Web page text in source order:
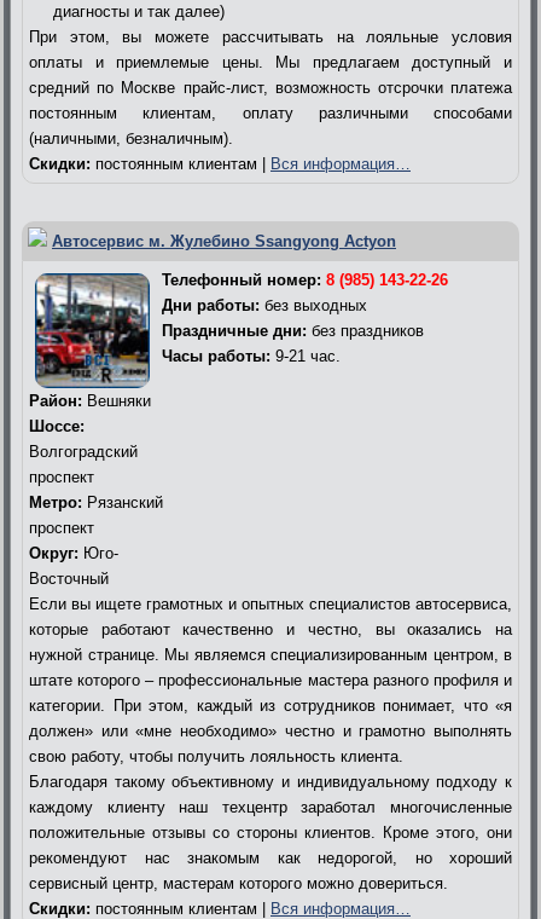
диагносты и так далее)
При этом, вы можете рассчитывать на лояльные условия
оплаты и приемлемые цены. Мы предлагаем доступный и
средний по Москве прайс-лист, возможность отсрочки платежа
постоянным клиентам, оплату различными способами
(наличными, безналичным).
Скидки: постоянным клиентам | Вся информация…
Автосервис м. Жулебино Ssangyong Actyon
Телефонный номер: 8 (985) 143-22-26
Дни работы: без выходных
Праздничные дни: без праздников
Часы работы: 9-21 час.
Район: Вешняки
Шоссе:
Волгоградский
проспект
Метро: Рязанский
проспект
Округ: Юго-
Восточный
Если вы ищете грамотных и опытных специалистов автосервиса,
которые работают качественно и честно, вы оказались на
нужной странице. Мы являемся специализированным центром, в
штате которого – профессиональные мастера разного профиля и
категории. При этом, каждый из сотрудников понимает, что «я
должен» или «мне необходимо» честно и грамотно выполнять
свою работу, чтобы получить лояльность клиента.
Благодаря такому объективному и индивидуальному подходу к
каждому клиенту наш техцентр заработал многочисленные
положительные отзывы со стороны клиентов. Кроме этого, они
рекомендуют нас знакомым как недорогой, но хороший
сервисный центр, мастерам которого можно довериться.
Скидки: постоянным клиентам | Вся информация…